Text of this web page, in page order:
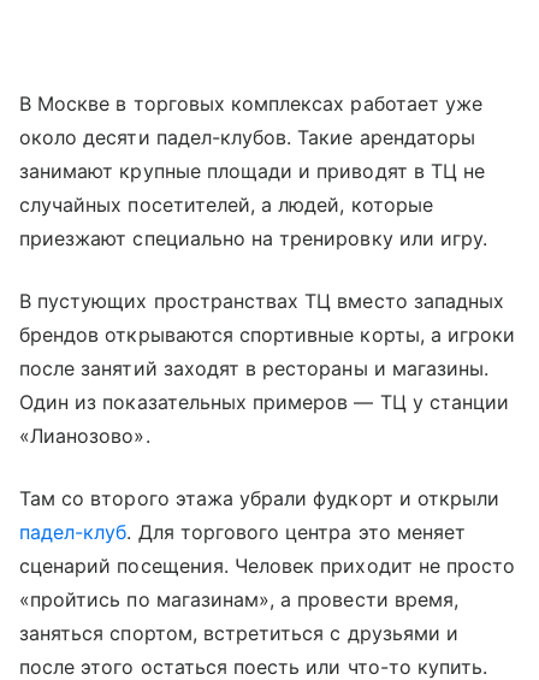
В Москве в торговых комплексах работает уже
около десяти падел-клубов. Такие арендаторы
занимают крупные площади и приводят в ТЦ не
случайных посетителей, а людей, которые
приезжают специально на тренировку или игру.
В пустующих пространствах ТЦ вместо западных
брендов открываются спортивные корты, а игроки
после занятий заходят в рестораны и магазины.
Один из показательных примеров — ТЦ у станции
«Лианозово».
Там со второго этажа убрали фудкорт и открыли
падел-клуб. Для торгового центра это меняет
сценарий посещения. Человек приходит не просто
«пройтись по магазинам», а провести время,
заняться спортом, встретиться с друзьями и
после этого остаться поесть или что-то купить.